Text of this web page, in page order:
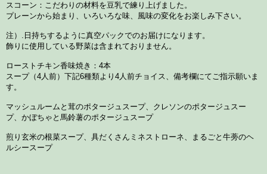
スコーン：こだわりの材料を豆乳で練り上げました。
プレーンから始まり、いろいろな味、風味の変化をお楽しみ下さい。
注）.日持ちするように真空パックでのお届けになります。
飾りに使用している野菜は含まれておりません。
ローストチキン香味焼き：4本
スープ（4人前）下記6種類より4人前チョイス、備考欄にてご指示願いま
す。
マッシュルームと茸のポタージュスープ、クレソンのポタージュスー
プ、かぼちゃと馬鈴薯のポタージュスープ
煎り玄米の根菜スープ、具だくさんミネストローネ、まるごと牛蒡のヘ
ルシースープ